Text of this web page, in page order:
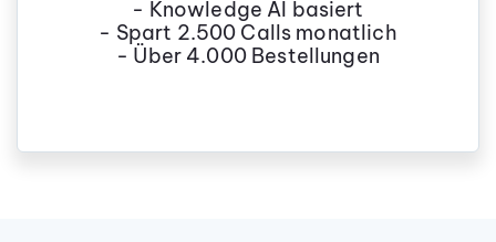
- Knowledge AI basiert
- Spart 2.500 Calls monatlich
- Über 4.000 Bestellungen